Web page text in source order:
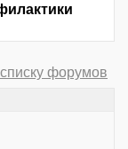
списку форумов